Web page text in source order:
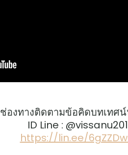
ช่องทางติดตามข้อคิดบทเทศน์
ID Line : @vissanu201
https://lin.ee/